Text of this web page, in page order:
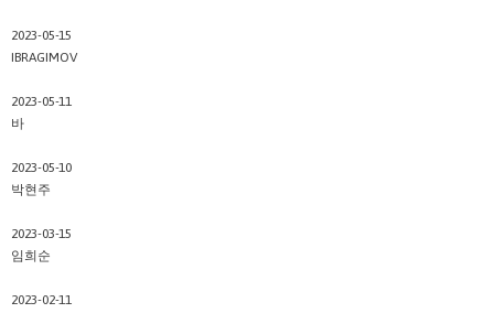
2023-05-15
IBRAGIMOV
2023-05-11
바
2023-05-10
박현주
2023-03-15
임희순
2023-02-11